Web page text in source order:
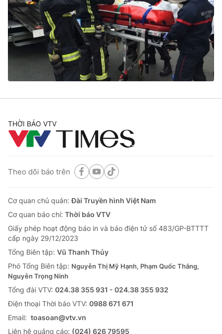
THỜI BÁO VTV
Theo dõi báo trên
Cơ quan chủ quản:Đài Truyền hình Việt Nam
Cơ quan báo chí: Thời báo VTV
Giấy phép hoạt động báo in và báo điện tử số 483/GP-BTTTT
cấp ngày 29/12/2023
Tổng Biên tập: Vũ Thanh Thủy
Phó Tổng Biên tập: Nguyễn Thị Mỹ Hạnh, Phạm Quốc Thắng,
Nguyễn Trọng Ninh
Tổng đài VTV: 024.38 355 931 - 024.38 355 932
Ðiện thoại Thời báo VTV: 0988 671 671
Email: toasoan@vtv.vn
Liên hệ quảng cáo: (024) 626 79595